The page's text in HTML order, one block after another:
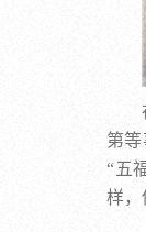
第
“五
样，